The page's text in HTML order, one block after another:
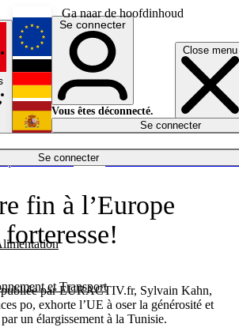
Ga naar de hoofdinhoud
Close menu
Se connecter
et Transport
Économie
English
Deutsch
Español
Se connecter
Vous êtes déconnecté.
Se connecter
fin à l’Europe
forteresse!
par EURACTIV.fr, Sylvain Kahn,
po, exhorte l’UE à oser la générosité et
par un élargissement à la Tunisie.